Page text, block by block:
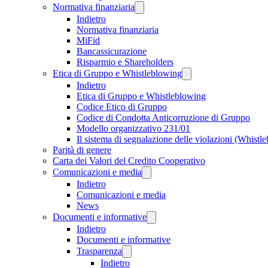
Normativa finanziaria
Indietro
Normativa finanziaria
MiFid
Bancassicurazione
Risparmio e Shareholders
Etica di Gruppo e Whistleblowing
Indietro
Etica di Gruppo e Whistleblowing
Codice Etico di Gruppo
Codice di Condotta Anticorruzione di Gruppo
Modello organizzativo 231/01
Il sistema di segnalazione delle violazioni
Parità di genere
Carta dei Valori del Credito Cooperativo
Comunicazioni e media
Indietro
Comunicazioni e media
News
Documenti e informative
Indietro
Documenti e informative
Trasparenza
Indietro